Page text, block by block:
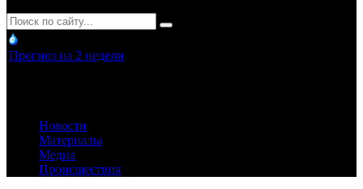
Прогноз на 2 недели
Новости
Материалы
Медиа
Происшествия